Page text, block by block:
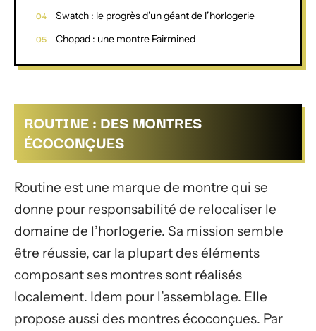
Swatch : le progrès d’un géant de l’horlogerie
Chopad : une montre Fairmined
ROUTINE : DES MONTRES
ÉCOCONÇUES
Routine est une marque de montre qui se
donne pour responsabilité de relocaliser le
domaine de l’horlogerie. Sa mission semble
être réussie, car la plupart des éléments
composant ses montres sont réalisés
localement. Idem pour l’assemblage. Elle
propose aussi des montres écoconçues. Par